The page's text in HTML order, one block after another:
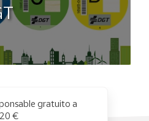
gratuito a
€